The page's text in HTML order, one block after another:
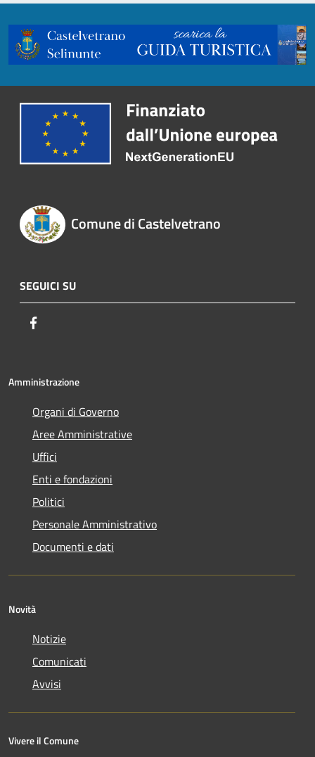
Comune di Castelvetrano
SEGUICI SU
Amministrazione
Organi di Governo
Aree Amministrative
Uffici
Enti e fondazioni
Politici
Personale Amministrativo
Documenti e dati
Novità
Notizie
Comunicati
Avvisi
Vivere il Comune